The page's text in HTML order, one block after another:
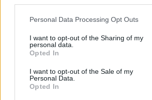
Please note that this website/app uses one
not limited to your visit or usage behaviour.
grant or deny consent to Google and its
use your data for below specified purposes
consent section.
Personal Data Processing Opt Outs
I want to opt-out of the Sharing of my
personal data.
Opted In
I want to opt-out of the Sale of my
Personal Data.
Opted In